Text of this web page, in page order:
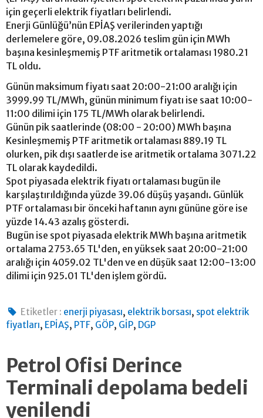
için geçerli elektrik fiyatları belirlendi.
Enerji Günlüğü’nün EPİAŞ verilerinden yaptığı
derlemelere göre, 09.08.2026 teslim gün için MWh
başına kesinleşmemiş PTF aritmetik ortalaması 1980.21
TL oldu.
Günün maksimum fiyatı saat 20:00-21:00 aralığı için
3999.99 TL/MWh, günün minimum fiyatı ise saat 10:00-
11:00 dilimi için 175 TL/MWh olarak belirlendi.
Günün pik saatlerinde (08:00 - 20:00) MWh başına
Kesinleşmemiş PTF aritmetik ortalaması 889.19 TL
olurken, pik dışı saatlerde ise aritmetik ortalama 3071.22
TL olarak kaydedildi.
Spot piyasada elektrik fiyatı ortalaması bugün ile
karşılaştırıldığında yüzde 39.06 düşüş yaşandı. Günlük
PTF ortalaması bir önceki haftanın aynı gününe göre ise
yüzde 14.43 azalış gösterdi.
Bugün ise spot piyasada elektrik MWh başına aritmetik
ortalama 2753.65 TL'den, en yüksek saat 20:00-21:00
aralığı için 4059.02 TL'den ve en düşük saat 12:00-13:00
dilimi için 925.01 TL'den işlem gördü.
Etiketler : enerji piyasası, elektrik borsası, spot elektrik
fiyatları, EPİAŞ, PTF, GÖP, GİP, DGP
Petrol Ofisi Derince
Terminali depolama bedeli
yenilendi